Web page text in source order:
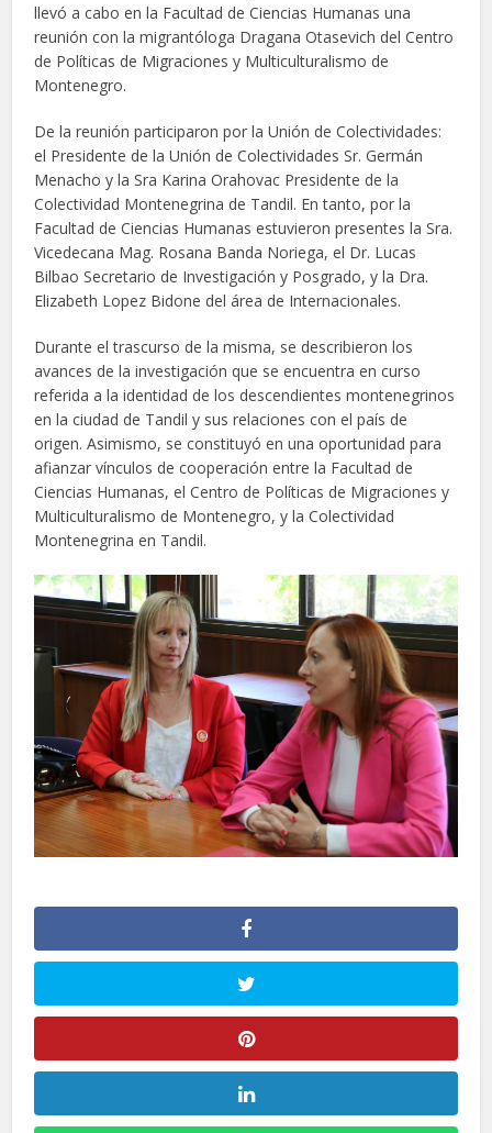
llevó a cabo en la Facultad de Ciencias Humanas una
reunión con la migrantóloga Dragana Otasevich del Centro
de Políticas de Migraciones y Multiculturalismo de
Montenegro.
De la reunión participaron por la Unión de Colectividades:
el Presidente de la Unión de Colectividades Sr. Germán
Menacho y la Sra Karina Orahovac Presidente de la
Colectividad Montenegrina de Tandil. En tanto, por la
Facultad de Ciencias Humanas estuvieron presentes la Sra.
Vicedecana Mag. Rosana Banda Noriega, el Dr. Lucas
Bilbao Secretario de Investigación y Posgrado, y la Dra.
Elizabeth Lopez Bidone del área de Internacionales.
Durante el trascurso de la misma, se describieron los
avances de la investigación que se encuentra en curso
referida a la identidad de los descendientes montenegrinos
en la ciudad de Tandil y sus relaciones con el país de
origen. Asimismo, se constituyó en una oportunidad para
afianzar vínculos de cooperación entre la Facultad de
Ciencias Humanas, el Centro de Políticas de Migraciones y
Multiculturalismo de Montenegro, y la Colectividad
Montenegrina en Tandil.